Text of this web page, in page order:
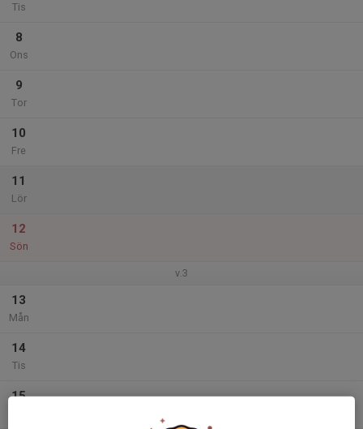
Tis
8
Ons
9
Tor
10
Fre
11
Lör
12
Sön
v.3
13
Mån
14
Tis
15